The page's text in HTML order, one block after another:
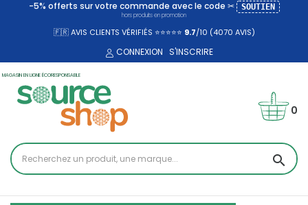
-5% offerts sur votre commande avec le code ✂ SOUTIEN
hors produits en promotion
🇫🇷 AVIS CLIENTS VÉRIFIÉS ⭐⭐⭐⭐⭐ 9.7/10 (4070 AVIS)
CONNEXION S'INSCRIRE
MAGASIN EN LIGNE ÉCORESPONSABLE
search
0